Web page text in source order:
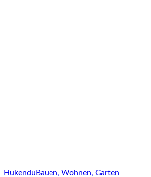
Hukendu Bauen, Wohnen, Garten